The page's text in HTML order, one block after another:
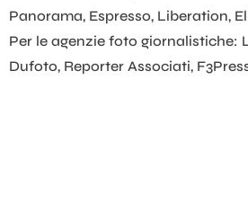
Panorama, Espresso, Liberation,
Per le agenzie foto giornalistiche:
Dufoto, Reporter Associati,